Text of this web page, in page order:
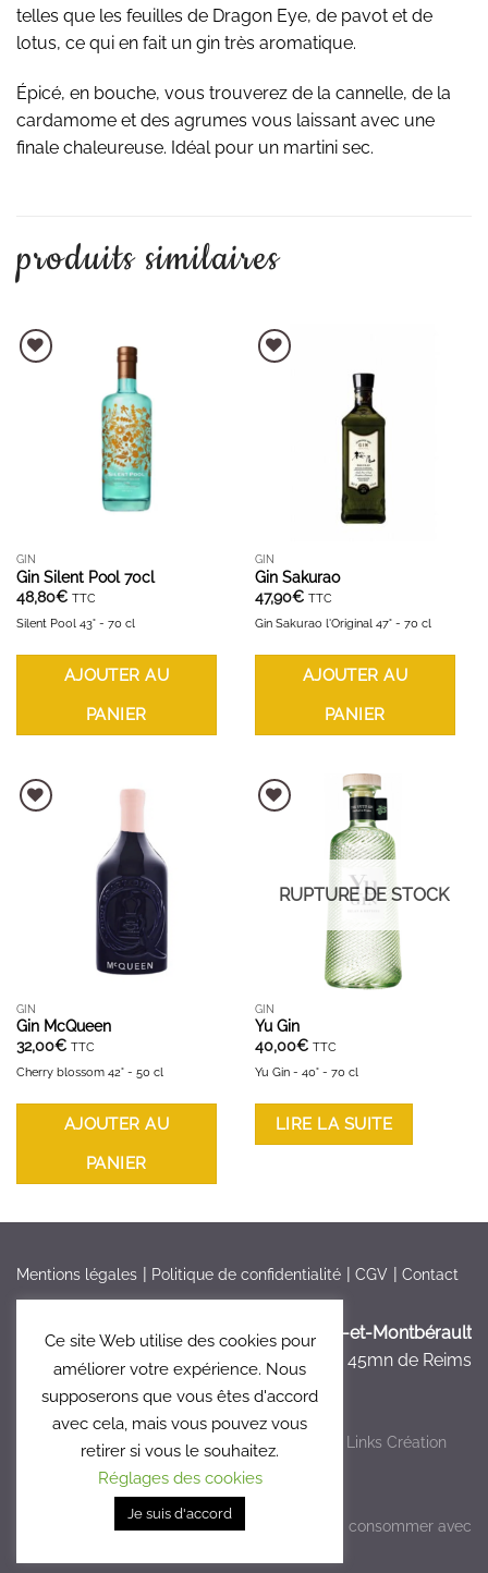
telles que les feuilles de Dragon Eye, de pavot et de
lotus, ce qui en fait un gin très aromatique.
Épicé, en bouche, vous trouverez de la cannelle, de la
cardamome et des agrumes vous laissant avec une
finale chaleureuse. Idéal pour un martini sec.
produits similaires
AJOUTER À LA LISTE D'ENVIES
GIN
Gin Silent Pool 70cl
48,80€ TTC
Silent Pool 43° - 70 cl
AJOUTER AU
PANIER
AJOUTER À LA LISTE D'ENVIES
GIN
Gin Sakurao
47,90€ TTC
Gin Sakurao l'Original 47° - 70 cl
AJOUTER AU
PANIER
AJOUTER À LA LISTE D'ENVIES
GIN
Gin McQueen
32,00€ TTC
Cherry blossom 42° - 50 cl
AJOUTER AU
PANIER
AJOUTER À LA LISTE D'ENVIES
RUPTURE DE STOCK
GIN
Yu Gin
40,00€ TTC
Yu Gin - 40° - 70 cl
LIRE LA SUITE
Mentions légales Politique de confidentialité CGV Contact
France > Aisne >Bruyères-et-Montbérault
à 5mn de Laon, à 45mn de Reims
Copyright 2026 © Le Clos 47 - Réalisé par Links Création
Graphique
L'abus d'alcool est dangereux pour la santé, à consommer avec
Ce site Web utilise des cookies pour
améliorer votre expérience. Nous
supposerons que vous êtes d'accord
avec cela, mais vous pouvez vous
retirer si vous le souhaitez.
Réglages des cookies
Je suis d'accord